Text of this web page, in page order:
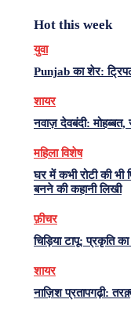
Hot this week
युवा
Punjab का शेर:
शायर
नवाज़ देवबंदी:
महिला विशेष
घर में कभी रोटी की
बनने की कहानी लिखी
फ़ीचर
चिड़िया टापू: प्रकृति
शायर
नाज़िश प्रतापगढ़ी: